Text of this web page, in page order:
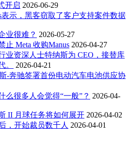
开启 2026-06-29
表示，黑客窃取了客户支持案件数据
业很难？ 2026-05-27
止 Meta 收购Manus 2026-04-27
业资深人士特纳斯为 CEO，接替库
。
2026-04-21
-奔驰签署首份电动汽车电池供应协
么很多人会觉得“一般”？ 2026-04-
II 月球任务将如何展开 2026-04-02
，开始裁员数千人 2026-04-01